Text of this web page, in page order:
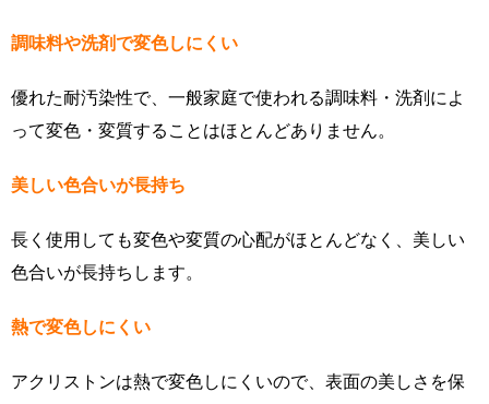
調味料や洗剤で変色しにくい
優れた耐汚染性で、一般家庭で使われる調味料・洗剤によ
って変色・変質することはほとんどありません。
美しい色合いが長持ち
長く使用しても変色や変質の心配がほとんどなく、美しい
色合いが長持ちします。
熱で変色しにくい
アクリストンは熱で変色しにくいので、表面の美しさを保